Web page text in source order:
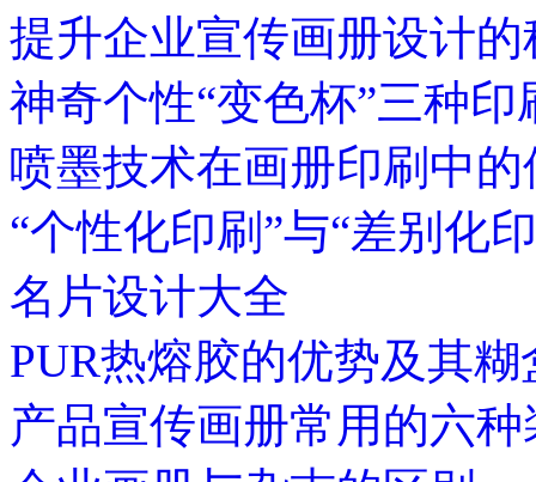
提升企业宣传画册设计的
神奇个性“变色杯”三种印
喷墨技术在画册印刷中
“个性化印刷”与“差别化
名片设计大全
PUR热熔胶的优势及其
产品宣传画册常用的六